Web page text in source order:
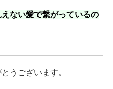
ない愛で繋がっているの
うございます。